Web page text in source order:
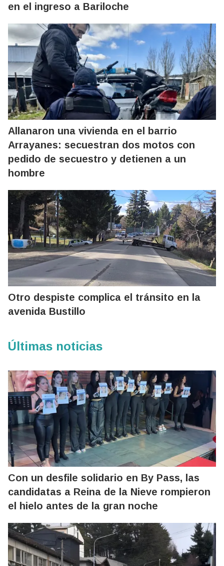
en el ingreso a Bariloche
Allanaron una vivienda en el barrio
Arrayanes: secuestran dos motos con
pedido de secuestro y detienen a un
hombre
Otro despiste complica el tránsito en la
avenida Bustillo
Últimas noticias
Con un desfile solidario en By Pass, las
candidatas a Reina de la Nieve rompieron
el hielo antes de la gran noche